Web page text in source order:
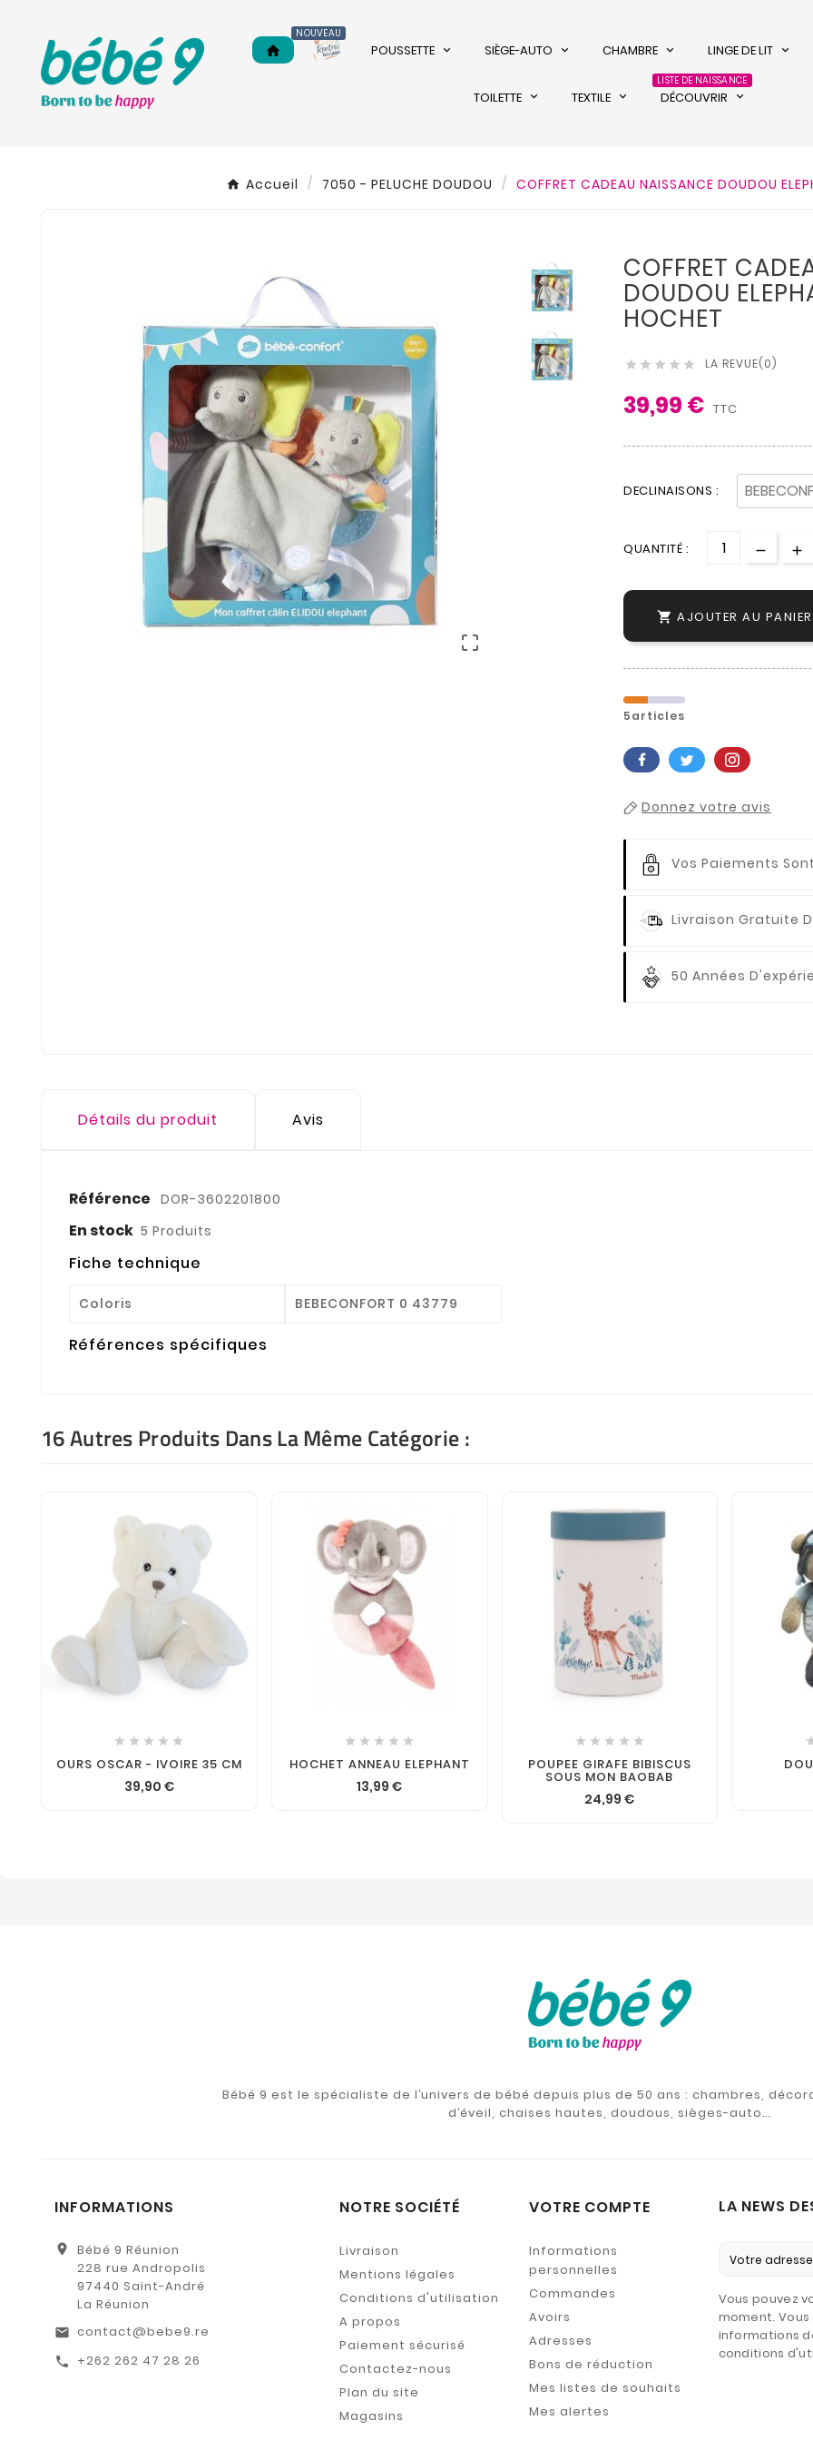
home
NOUVEAU
POUSSETTE SIÈGE-AUTO CHAMBRE LINGE DE LIT
TOILETTE TEXTILE DÉCOUVRIR
LISTE DE NAISSANCE
Accueil 7050 - PELUCHE DOUDOU COFFRET CADEAU NAISSANCE DOUDOU

COFFRET
DOUDOU
HOCHET
     LA REVUE(0)
39,99 € TTC
DECLINAISONS :
QUANTITÉ :
 AJOUTER AU PANIER
5articles
Donnez votre avis
Vos Paiements
Livraison Gratuite
50 Années
Détails du produit Avis
Référence DOR-3602201800
En stock 5 Produits
Fiche technique
Coloris BEBECONFORT 0 43779
Références spécifiques
16 Autres Produits Dans La Même Catégorie :

    
OURS OSCAR - IVOIRE 35 CM
39,90 €
    
HOCHET ANNEAU ELEPHANT
13,99 €

    
POUPEE GIRAFE BIBISCUS
SOUS MON BAOBAB
24,99 €
Bébé 9 est le spécialiste de l’univers de bébé depuis plus de 50 ans : chambres,
d’éveil, chaises hautes, doudous, sièges-auto…
INFORMATIONS
location_on
Bébé 9 Réunion
228 rue Andropolis
97440 Saint-André
La Réunion
email contact@bebe9.re
call +262 262 47 28 26
NOTRE SOCIÉTÉ
Livraison
Mentions légales
Conditions d'utilisation
A propos
Paiement sécurisé
Contactez-nous
Plan du site
Magasins
VOTRE COMPTE
Informations
personnelles
Commandes
Avoirs
Adresses
Bons de réduction
Mes listes de souhaits
Mes alertes
LA NEWS
Vous pouvez
moment.
informations
conditions